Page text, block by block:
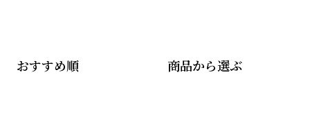
おすすめ順 商品から選ぶ